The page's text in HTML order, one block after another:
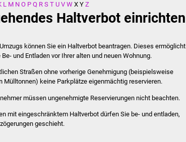
L M N O P Q R S T U V W X Y Z
Haltverbot einrichten
können Sie ein Haltverbot beantragen. Dieses ermöglicht
und Entladen vor Ihrer alten und neuen Wohnung.
Straßen ohne vorherige Genehmigung(beispielsweise
Mülltonnen) keine Parkplätze eigenmächtig reservieren.
müssen ungenehmigte Reservierungen nicht beachten.
mit eingeschränktem Haltverbot dürfen Sie be- und entladen,
geschieht.